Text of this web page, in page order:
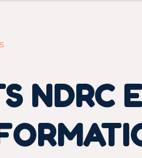
NDRC